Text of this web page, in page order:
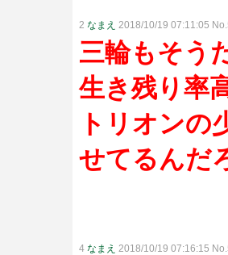
2 なまえ 2018/10/19 07:11:05
三輪もそう
生き残り率
トリオン
せてるんだ
4 なまえ 2018/10/19 07:16:15